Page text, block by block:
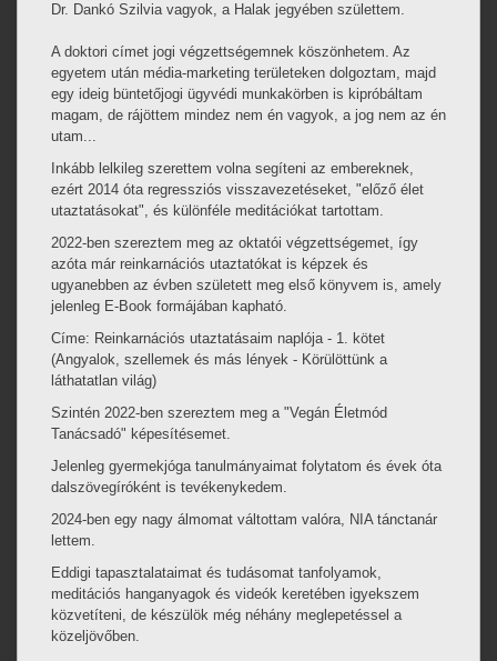
Dr. Dankó Szilvia vagyok, a Halak jegyében születtem.
A doktori címet jogi végzettségemnek köszönhetem. Az
egyetem után média-marketing területeken dolgoztam, majd
egy ideig büntetőjogi ügyvédi munkakörben is kipróbáltam
magam, de rájöttem mindez nem én vagyok, a jog nem az én
utam...
Inkább lelkileg szerettem volna segíteni az embereknek,
ezért 2014 óta regressziós visszavezetéseket, "előző élet
utaztatásokat", és különféle meditációkat tartottam.
2022-ben szereztem meg az oktatói végzettségemet, így
azóta már reinkarnációs utaztatókat is képzek és
ugyanebben az évben született meg első könyvem is, amely
jelenleg E-Book formájában kapható.
Címe: Reinkarnációs utaztatásaim naplója - 1. kötet
(Angyalok, szellemek és más lények - Körülöttünk a
láthatatlan világ)
Szintén 2022-ben szereztem meg a "Vegán Életmód
Tanácsadó" képesítésemet.
Jelenleg gyermekjóga tanulmányaimat folytatom és évek óta
dalszövegíróként is tevékenykedem.
2024-ben egy nagy álmomat váltottam valóra, NIA tánctanár
lettem.
Eddigi tapasztalataimat és tudásomat tanfolyamok,
meditációs hanganyagok és videók keretében igyekszem
közvetíteni, de készülök még néhány meglepetéssel a
közeljövőben.